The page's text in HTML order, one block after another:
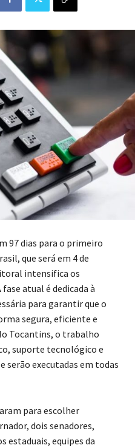
97 dias para o primeiro
que será em 4 de
intensifica os
atual é dedicada à
para garantir que o
segura, eficiente e
Tocantins, o trabalho
suporte tecnológico e
serão executadas em todas
para escolher
dois senadores,
estaduais, equipes da